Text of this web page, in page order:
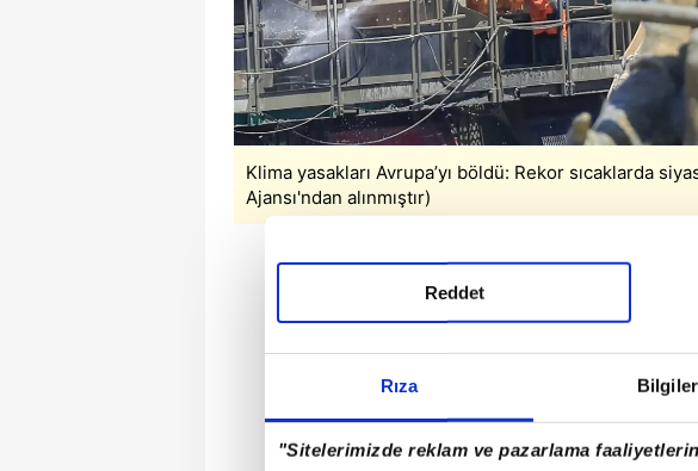
Rıza Bilgiler
"Sitelerimizde reklam ve pazarlama
Reddet
Klima yasakları Avrupa’yı böldü: Rekor sıcaklarda
Ajansı'ndan alınmıştır)